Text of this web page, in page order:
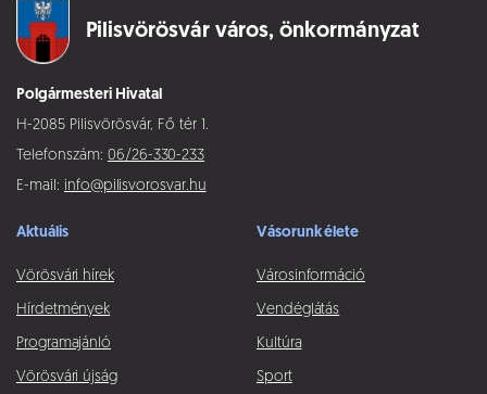
Pilisvörösvár város, önkormányzat
Polgármesteri Hivatal
H-2085 Pilisvörösvár, Fő tér 1.
Telefonszám: 06/26-330-233
E-mail: info@pilisvorosvar.hu
Aktuális
Vörösvári hírek
Hírdetmények
Programajánló
Vörösvári újság
Vásorunk élete
Városinformáció
Vendéglátás
Kultúra
Sport